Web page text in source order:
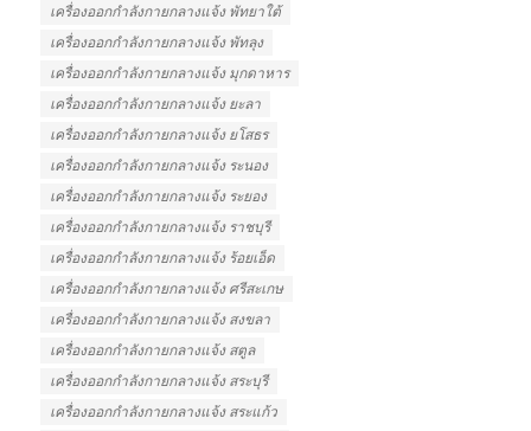
เครื่องออกกําลังกายกลางแจ้ง พัทยาใต้
เครื่องออกกําลังกายกลางแจ้ง พัทลุง
เครื่องออกกําลังกายกลางแจ้ง มุกดาหาร
เครื่องออกกําลังกายกลางแจ้ง ยะลา
เครื่องออกกําลังกายกลางแจ้ง ยโสธร
เครื่องออกกําลังกายกลางแจ้ง ระนอง
เครื่องออกกําลังกายกลางแจ้ง ระยอง
เครื่องออกกําลังกายกลางแจ้ง ราชบุรี
เครื่องออกกําลังกายกลางแจ้ง ร้อยเอ็ด
เครื่องออกกําลังกายกลางแจ้ง ศรีสะเกษ
เครื่องออกกําลังกายกลางแจ้ง สงขลา
เครื่องออกกําลังกายกลางแจ้ง สตูล
เครื่องออกกําลังกายกลางแจ้ง สระบุรี
เครื่องออกกําลังกายกลางแจ้ง สระแก้ว